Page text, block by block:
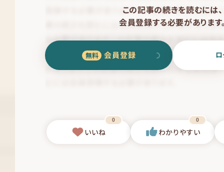
この記事の続きを読むには、
会員登録する必要があります
会員登録
いいね
0
わかりやすい
0